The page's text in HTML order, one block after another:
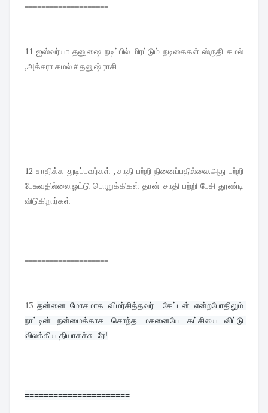
====================
11 ஐஸ்வர்யா தனுஷை நடிப்பில் மிரட்டும் நடிகைகள் ஸ்ருதி கமல்
,அக்சரா கமல் # தனுஷ் ராசி
=================
12 சாதிக்க துடிப்பவர்கள் , சாதி பற்றி நினைப்பதில்லை.அது பற்றி
பேசுவதில்லை.ஓட்டு பொறுக்கிகள் தான் சாதி பற்றி பேசி தூண்டி
விடுகிறார்கள்
====================
13 தன்னை மோசமாக விமர்சித்தவர்  கேப்டன் என்றபோதிலும்
நாட்டின் நன்மைக்காக சொந்த மகனையே கட்சியை விட்டு
விலக்கிய தியாகச்சுடரே!
======================